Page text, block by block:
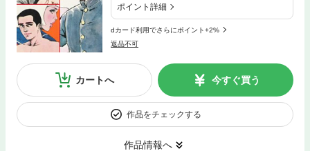
ポイント詳細
dカード利用でさらにポイント+2%
返品不可
カートへ 今すぐ買う
作品をチェックする
作品情報へ